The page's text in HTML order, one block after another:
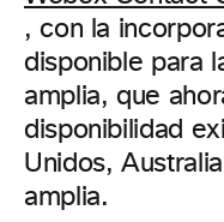
, con la
disponible para
amplia, que
disponibilidad
Unidos,
amplia.